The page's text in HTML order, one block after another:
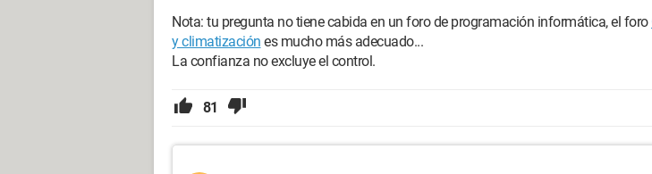
Nota: tu pregunta no tiene cabida en un foro de programación informática, el foro
y climatización es mucho más adecuado...
La confianza no excluye el control.
81